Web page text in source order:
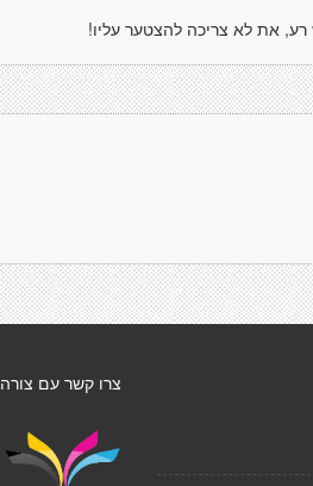
את לא צריכה להצטער עליו!
צרו קשר עם צורה